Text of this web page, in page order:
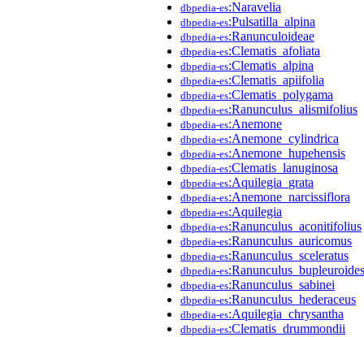
dbpedia-es:Naravelia
dbpedia-es:Pulsatilla_alpina
dbpedia-es:Ranunculoideae
dbpedia-es:Clematis_afoliata
dbpedia-es:Clematis_alpina
dbpedia-es:Clematis_apiifolia
dbpedia-es:Clematis_polygama
dbpedia-es:Ranunculus_alismifolius
dbpedia-es:Anemone
dbpedia-es:Anemone_cylindrica
dbpedia-es:Anemone_hupehensis
dbpedia-es:Clematis_lanuginosa
dbpedia-es:Aquilegia_grata
dbpedia-es:Anemone_narcissiflora
dbpedia-es:Aquilegia
dbpedia-es:Ranunculus_aconitifolius
dbpedia-es:Ranunculus_auricomus
dbpedia-es:Ranunculus_sceleratus
dbpedia-es:Ranunculus_bupleuroides
dbpedia-es:Ranunculus_sabinei
dbpedia-es:Ranunculus_hederaceus
dbpedia-es:Aquilegia_chrysantha
dbpedia-es:Clematis_drummondii